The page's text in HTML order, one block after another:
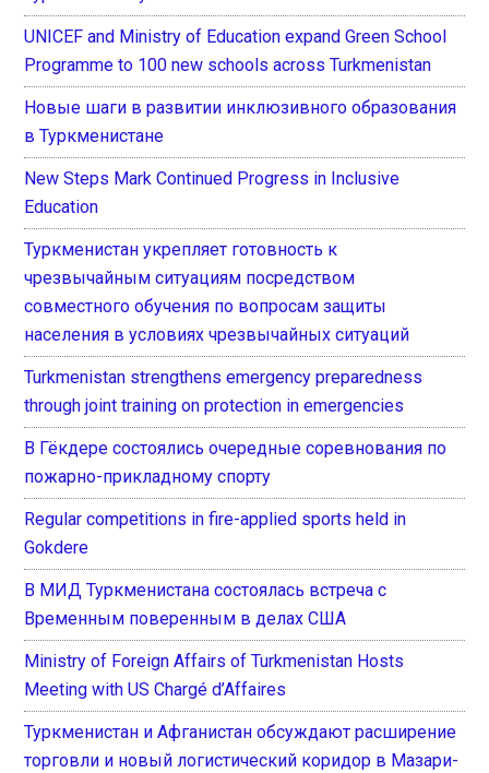
UNICEF and Ministry of Education expand Green School
Programme to 100 new schools across Turkmenistan
Новые шаги в развитии инклюзивного образования
в Туркменистане
New Steps Mark Continued Progress in Inclusive
Education
Туркменистан укрепляет готовность к
чрезвычайным ситуациям посредством
совместного обучения по вопросам защиты
населения в условиях чрезвычайных ситуаций
Turkmenistan strengthens emergency preparedness
through joint training on protection in emergencies
В Гёкдере состоялись очередные соревнования по
пожарно-прикладному спорту
Regular competitions in fire-applied sports held in
Gokdere
В МИД Туркменистана состоялась встреча с
Временным поверенным в делах США
Ministry of Foreign Affairs of Turkmenistan Hosts
Meeting with US Chargé d’Affaires
Туркменистан и Афганистан обсуждают расширение
торговли и новый логистический коридор в Мазари-